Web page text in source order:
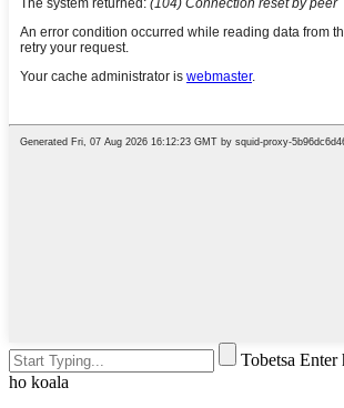
Tobetsa Enter
ho koala